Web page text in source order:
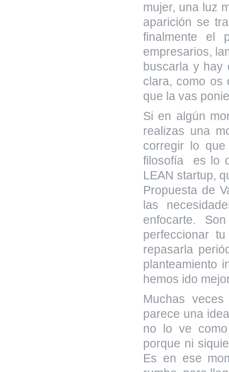
mujer, una luz
aparición se
finalmente el
empresarios,
buscarla y hay
clara, como os
que la vas
Si en algún
realizas una
corregir lo
filosofía es lo
LEAN startup,
Propuesta de
las
enfocarte.
perfeccionar
repasarla
planteamiento
hemos ido
Muchas
parece una
no lo ve
porque ni
Es en ese